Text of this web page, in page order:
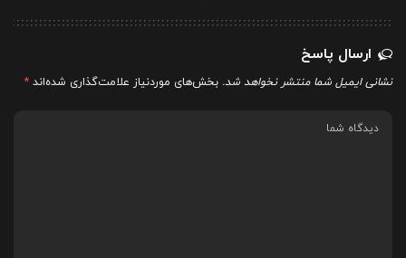
ارسال پاسخ
نشانی ایمیل شما منتشر نخواهد شد. بخش‌های موردنیاز علامت‌گذاری شده‌اند *